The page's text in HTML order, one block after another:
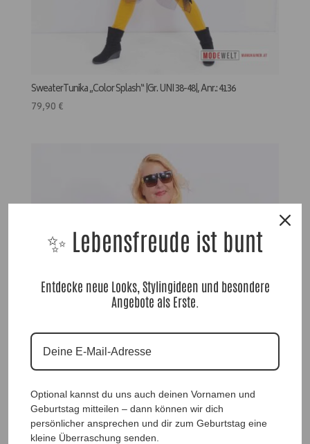
SweaterTunika „Color Splash“ |Gr. UNI 38-48|, Anr.: 4136
79,90 €
DesignShirt Mary, Beautiful Flowers |Gr. UNI 38-48|, Anr.: 4100
39,90€
✨ Lebensfreude ist bunt
Entdecke neue Looks, Stylingideen und besondere
Angebote als Erste.
Optional kannst du uns auch deinen Vornamen und
Geburtstag mitteilen – dann können wir dich
persönlicher ansprechen und dir zum Geburtstag eine
kleine Überraschung senden.